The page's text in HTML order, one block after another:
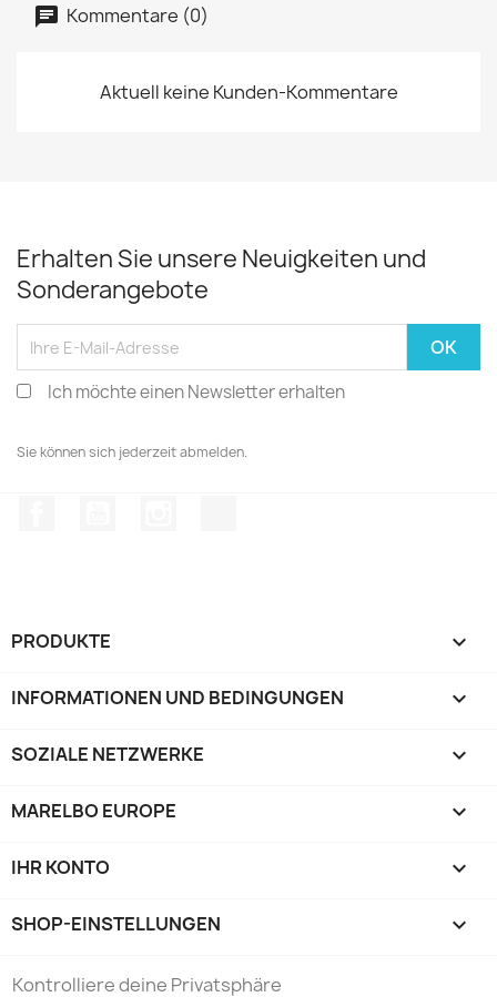
Kommentare (0)
Aktuell keine Kunden-Kommentare
Erhalten Sie unsere Neuigkeiten und
Sonderangebote
Ich möchte einen Newsletter erhalten
Sie können sich jederzeit abmelden.
PRODUKTE 
INFORMATIONEN UND BEDINGUNGEN 
SOZIALE NETZWERKE 
MARELBO EUROPE 
IHR KONTO 
SHOP-EINSTELLUNGEN keyboard_arrow_down
Kontrolliere deine Privatsphäre